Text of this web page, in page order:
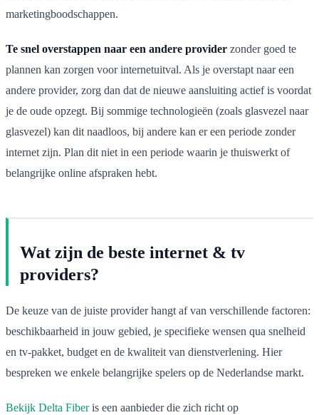
marketingboodschappen.
Te snel overstappen naar een andere provider zonder goed te
plannen kan zorgen voor internetuitval. Als je overstapt naar een
andere provider, zorg dan dat de nieuwe aansluiting actief is voordat
je de oude opzegt. Bij sommige technologieën (zoals glasvezel naar
glasvezel) kan dit naadloos, bij andere kan er een periode zonder
internet zijn. Plan dit niet in een periode waarin je thuiswerkt of
belangrijke online afspraken hebt.
Wat zijn de beste internet & tv
providers?
De keuze van de juiste provider hangt af van verschillende factoren:
beschikbaarheid in jouw gebied, je specifieke wensen qua snelheid
en tv-pakket, budget en de kwaliteit van dienstverlening. Hier
bespreken we enkele belangrijke spelers op de Nederlandse markt.
Bekijk Delta Fiberis een aanbieder die zich richt op